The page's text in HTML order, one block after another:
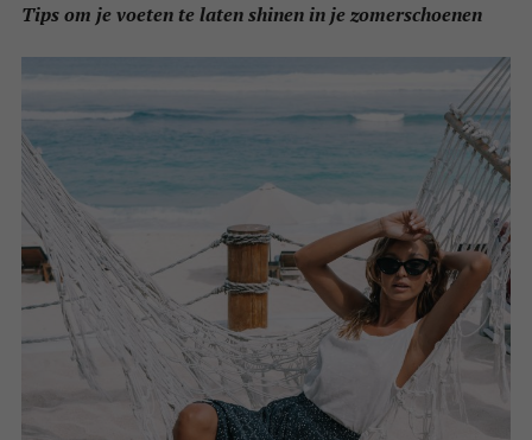
Tips om je voeten te laten shinen in je zomerschoenen